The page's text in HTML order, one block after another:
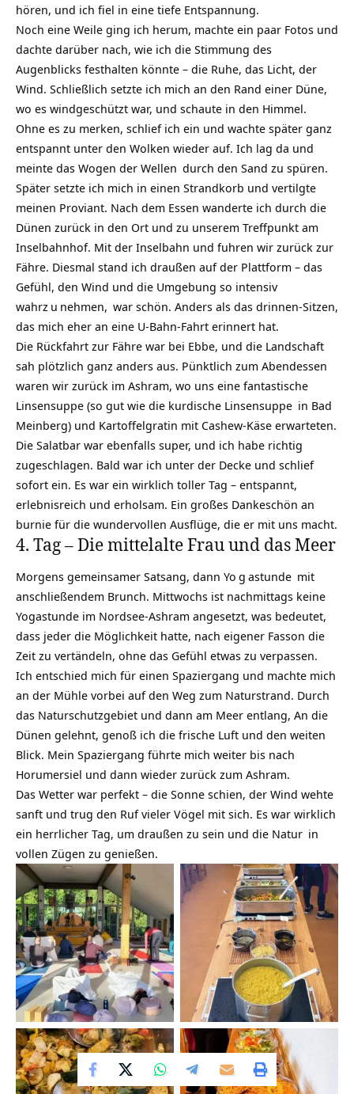
hören, und ich fiel in eine tiefe Entspannung.
Noch eine Weile ging ich herum, machte ein paar Fotos und
dachte darüber nach, wie ich die Stimmung des
Augenblicks festhalten könnte – die Ruhe, das Licht, der
Wind. Schließlich setzte ich mich an den Rand einer Düne,
wo es windgeschützt war, und schaute in den Himmel.
Ohne es zu merken, schlief ich ein und wachte später ganz
entspannt unter den Wolken wieder auf. Ich lag da und
meinte das Wogen der Wellen durch den Sand zu spüren.
Später setzte ich mich in einen Strandkorb und vertilgte
meinen Proviant. Nach dem Essen wanderte ich durch die
Dünen zurück in den Ort und zu unserem Treffpunkt am
Inselbahnhof. Mit der Inselbahn und fuhren wir zurück zur
Fähre. Diesmal stand ich draußen auf der Plattform – das
Gefühl, den Wind und die Umgebung so intensiv
wahrz u nehmen, war schön. Anders als das drinnen-Sitzen,
das mich eher an eine U-Bahn-Fahrt erinnert hat.
Die Rückfahrt zur Fähre war bei Ebbe, und die Landschaft
sah plötzlich ganz anders aus. Pünktlich zum Abendessen
waren wir zurück im Ashram, wo uns eine fantastische
Linsensuppe (so gut wie die kurdische Linsensuppe in Bad
Meinberg) und Kartoffelgratin mit Cashew-Käse erwarteten.
Die Salatbar war ebenfalls super, und ich habe richtig
zugeschlagen. Bald war ich unter der Decke und schlief
sofort ein. Es war ein wirklich toller Tag – entspannt,
erlebnisreich und erholsam. Ein großes Dankeschön an
burnie für die wundervollen Ausflüge, die er mit uns macht.
4. Tag – Die mittelalte Frau und das Meer
Morgens gemeinsamer Satsang, dann Yo g astunde mit
anschließendem Brunch. Mittwochs ist nachmittags keine
Yogastunde im Nordsee-Ashram angesetzt, was bedeutet,
dass jeder die Möglichkeit hatte, nach eigener Fasson die
Zeit zu vertändeln, ohne das Gefühl etwas zu verpassen.
Ich entschied mich für einen Spaziergang und machte mich
an der Mühle vorbei auf den Weg zum Naturstrand. Durch
das Naturschutzgebiet und dann am Meer entlang, An die
Dünen gelehnt, genoß ich die frische Luft und den weiten
Blick. Mein Spaziergang führte mich weiter bis nach
Horumersiel und dann wieder zurück zum Ashram.
Das Wetter war perfekt – die Sonne schien, der Wind wehte
sanft und trug den Ruf vieler Vögel mit sich. Es war wirklich
ein herrlicher Tag, um draußen zu sein und die Natur in
vollen Zügen zu genießen.
Yogastunde im
RadhaKrishna
Kitchery